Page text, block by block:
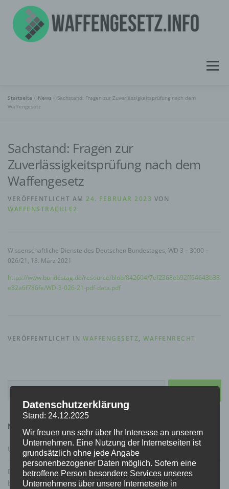
Inhalt
springen
Menü
ÜBER UNS
WISSENSPORTAL
Startseite » News » Sachstand: Fragen zur Zuverlässigkeitsprüfung nach dem
Waffengesetz
Sachstand: Fragen zur
Zuverlässigkeitsprüfung nach dem
Waffengesetz
VERÖFFENTLICHT AM 24. FEBRUAR 2023 VON
WAFFENSTRAEHLE2
Wissenschaftliche Dienste des Deutschen Bundestages, WD 3 – 3000 –
026/21, 18. März 2021
https://www.bundestag.de/resource/blob/842604/7ef2368eb92ff64643b38
e82a6f786fe/WD-3-026-21-pdf-data.pdf
VERÖFFENTLICHT IN WAFFENGESETZ, WAFFENRECHT
Suchen
NEUESTE BEITRÄGE
Urteil zur Schlüsselaufbewahrung Waffentresor
Die Grüne: Gutachterliche Stellungnahme Prof. Dr. Gärditz
betreffend Verfassungskonformität von Gestaltungsoptionen
Datenschutzerklärung
Stand: 24.12.2025
Wir freuen uns sehr über Ihr Interesse an unserem
Unternehmen. Eine Nutzung der Internetseiten ist
grundsätzlich ohne jede Angabe
personenbezogener Daten möglich. Sofern eine
betroffene Person besondere Services unseres
Unternehmens über unsere Internetseite in